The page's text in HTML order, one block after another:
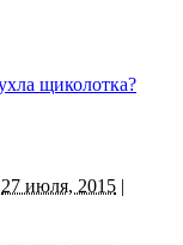
щиколотка?
27 июля, 2015 |